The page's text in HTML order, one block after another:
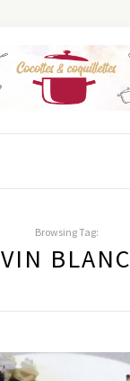
Browsing Tag:
VIN BLANC